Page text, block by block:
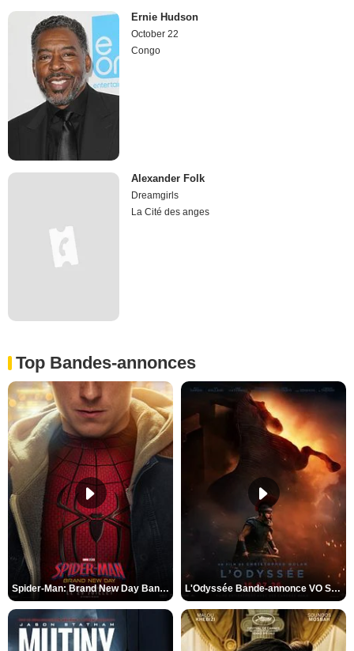
Ernie Hudson
October 22
Congo
Alexander Folk
Dreamgirls
La Cité des anges
Top Bandes-annonces
Spider-Man: Brand New Day Bande-annonce VO STFR L'Odyssée Bande-annonce VO STFR